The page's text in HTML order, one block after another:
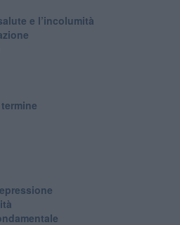
e l’incolumità